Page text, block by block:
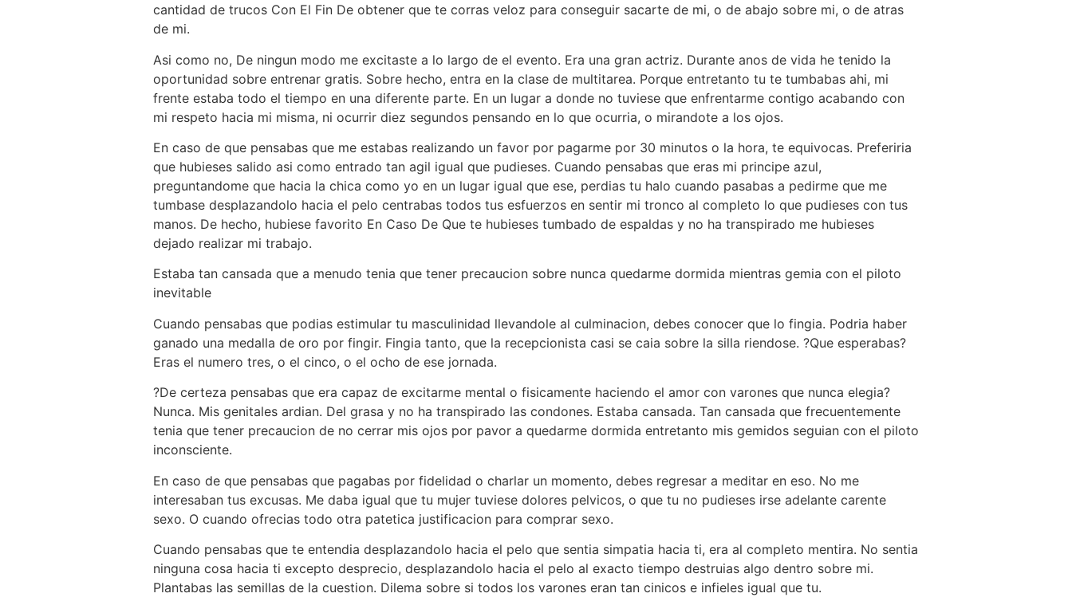
cantidad de trucos Con El Fin De obtener que te corras veloz para conseguir sacarte de mi, o de abajo sobre mi, o de atras
de mi.
Asi­ como no, De ningun modo me excitaste a lo largo de el evento. Era una gran actriz. Durante anos de vida he tenido la
oportunidad sobre entrenar gratis. Sobre hecho, entra en la clase de multitarea. Porque entretanto tu te tumbabas ahi, mi
frente estaba todo el tiempo en una diferente parte. En un lugar a donde no tuviese que enfrentarme contigo acabando con
mi respeto hacia mi misma, ni ocurrir diez segundos pensando en lo que ocurria, o mirandote a los ojos.
En caso de que pensabas que me estabas realizando un favor por pagarme por 30 minutos o la hora, te equivocas. Preferiria
que hubieses salido asi­ como entrado tan agil igual que pudieses. Cuando pensabas que eras mi principe azul,
preguntandome que hacia la chica como yo en un lugar igual que ese, perdias tu halo cuando pasabas a pedirme que me
tumbase desplazandolo hacia el pelo centrabas todos tus esfuerzos en sentir mi tronco al completo lo que pudieses con tus
manos. De hecho, hubiese favorito En Caso De Que te hubieses tumbado de espaldas y no ha transpirado me hubieses
dejado realizar mi trabajo.
Estaba tan cansada que a menudo tenia que tener precaucion sobre nunca quedarme dormida mientras gemia con el piloto
inevitable
Cuando pensabas que podias estimular tu masculinidad llevandole al culminacion, debes conocer que lo fingia. Podria haber
ganado una medalla de oro por fingir. Fingia tanto, que la recepcionista casi se caia sobre la silla riendose. ?Que esperabas?
Eras el numero tres, o el cinco, o el ocho de ese jornada.
?De certeza pensabas que era capaz de excitarme mental o fisicamente haciendo el amor con varones que nunca elegia?
Nunca. Mis genitales ardian. Del grasa y no ha transpirado las condones. Estaba cansada. Tan cansada que frecuentemente
tenia que tener precaucion de no cerrar mis ojos por pavor a quedarme dormida entretanto mis gemidos seguian con el piloto
inconsciente.
En caso de que pensabas que pagabas por fidelidad o charlar un momento, debes regresar a meditar en eso. No me
interesaban tus excusas. Me daba igual que tu mujer tuviese dolores pelvicos, o que tu no pudieses irse adelante carente
sexo. O cuando ofrecias todo otra patetica justificacion para comprar sexo.
Cuando pensabas que te entendia desplazandolo hacia el pelo que sentia simpatia hacia ti, era al completo mentira. No sentia
ninguna cosa hacia ti excepto desprecio, desplazandolo hacia el pelo al exacto tiempo destruias algo dentro sobre mi.
Plantabas las semillas de la cuestion. Dilema sobre si todos los varones eran tan cinicos e infieles igual que tu.